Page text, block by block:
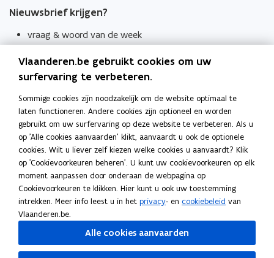
Nieuwsbrief krijgen?
vraag & woord van de week
Schrijf je in
Thema's
Taaladviezen
Spellingregels
Tips voor duidelijke taal
Bekijk ook
Spellingtests
Boek- en webwijzer
Vlaanderen.be gebruikt cookies om uw
surfervaring te verbeteren.
Sommige cookies zijn noodzakelijk om de website optimaal te
laten functioneren. Andere cookies zijn optioneel en worden
gebruikt om uw surfervaring op deze website te verbeteren. Als u
op 'Alle cookies aanvaarden' klikt, aanvaardt u ook de optionele
cookies. Wilt u liever zelf kiezen welke cookies u aanvaardt? Klik
op 'Cookievoorkeuren beheren'. U kunt uw cookievoorkeuren op elk
moment aanpassen door onderaan de webpagina op
Cookievoorkeuren te klikken. Hier kunt u ook uw toestemming
intrekken. Meer info leest u in het privacy- en cookiebeleid van
Vlaanderen.be.
Alle cookies aanvaarden